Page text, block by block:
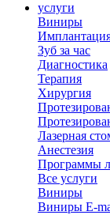
услуги
Виниры
Зуб за час
Диагностика
Терапия
Хирургия
Лазерная
Анестезия
Программы
Все услуги
Виниры
Виниры E-